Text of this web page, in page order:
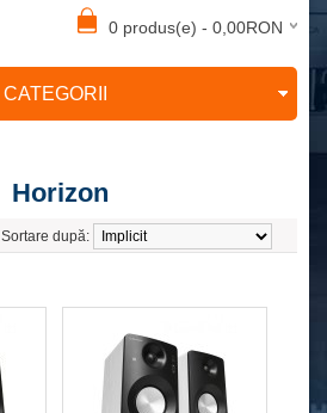
0 produs(e) - 0,00RON
CATEGORII
Horizon
Sortare după: